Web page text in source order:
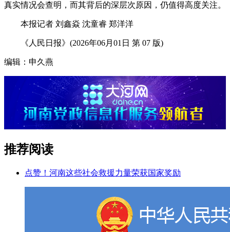
真实情况会查明，而其背后的深层次原因，仍值得高度关注。
本报记者 刘鑫焱 沈童睿 郑洋洋
《人民日报》(2026年06月01日 第 07 版)
编辑：申久燕
推荐阅读
点赞！河南这些社会救援力量荣获国家奖励